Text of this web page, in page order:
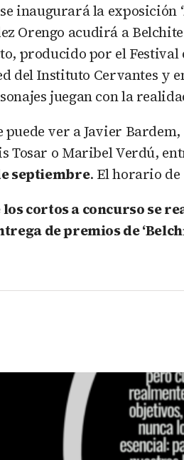
inaugurará la exposición ‘
Orengo acudirá a
producido por el
del Instituto Cervantes y
juegan con la
puede ver a Javier
Tosar o Maribel Verdú,
septiembre. El horario de
cortos a concurso se
de premios de